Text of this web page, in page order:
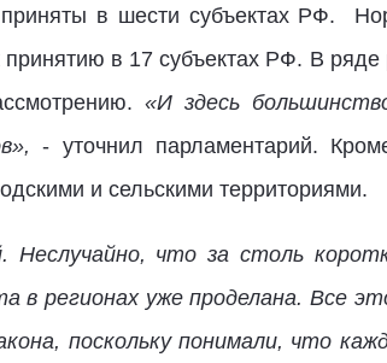
в шести субъектах РФ.
в 17 субъектах РФ. В
«И здесь
- уточнил парламентарий.
и сельскими территориями.
что за столь
в регионах уже проделана. Все
поскольку понимали, что